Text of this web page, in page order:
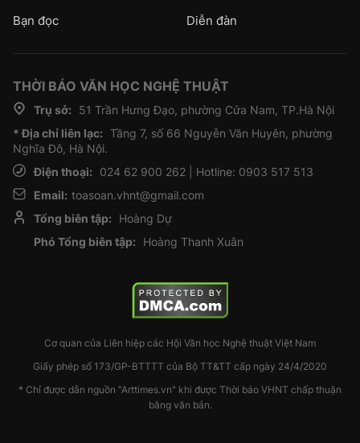
Bạn đọc
Diễn đàn
THỜI BÁO VĂN HỌC NGHỆ THUẬT
Trụ sở:
51 Trần Hưng Đạo, phường Cửa Nam, TP.Hà Nội
* Địa chỉ liên lạc: Tầng 7, số 66 Nguyễn Văn Huyên, phường
Nghĩa Đô, Hà Nội.
Điện thoại:
024 62 900 262 | Hotline: 0903 517 513
Email: toasoan.vhnt@gmail.com
Tổng biên tập:
Hoàng Dự
Phó Tổng biên tập:
Hoàng Thanh Xuân
Cơ quan của Liên hiệp các Hội Văn học Nghệ thuật Việt Nam
Giấy phép số 173/GP-BTTTT của Bộ TT&TT cấp ngày 24/4/2020
* Chỉ được dẫn nguồn "Arttimes.vn" khi được Thời báo VHNT chấp thuận
bằng văn bản.